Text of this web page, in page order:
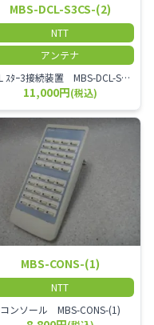
MBS-DCL-S3CS-(2)
NTT
アンテナ
DCL ｽﾀｰ3接続装置 MBS-DCL-S3CS-(2)
11,000円(税込)
MBS-CONS-(1)
NTT
コンソール MBS-CONS-(1)